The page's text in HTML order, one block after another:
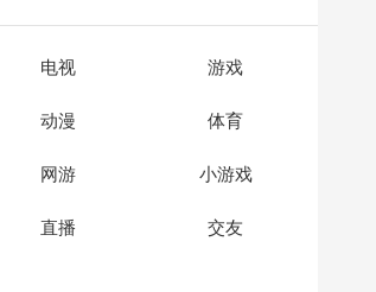
电视 游戏
动漫 体育
网游 小游戏
直播 交友